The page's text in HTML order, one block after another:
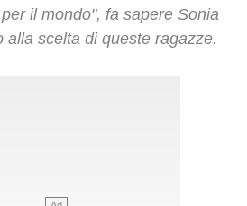
il mondo", fa sapere Sonia
alla scelta di queste ragazze.